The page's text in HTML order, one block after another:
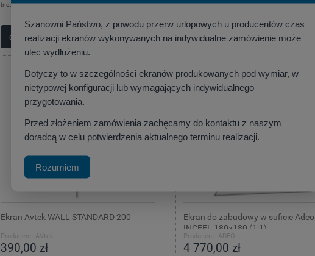
(netto:1 239,84 zł)
do koszyka
(netto:548,78 zł)
do koszyka
Ekran Avtek WALL STANDARD 200
Producent: AVtek
390,00 zł
Ekran do zabudowy w suficie Adeo
INCEEL 180x180 (1:1)
Producent: ADEO
4 770,00 zł
Szanowni Państwo, z powodu przerw urlopowych u producentów czas
realizacji ekranów wykonywanych na indywidualne zamówienie może
ulec wydłużeniu.
Dotyczy to w szczególności ekranów produkowanych pod wymiar, w
nietypowej konfiguracji lub wymagających indywidualnego
przygotowania.
Przed złożeniem zamówienia zachęcamy do kontaktu z naszym
doradcą w celu potwierdzenia aktualnego terminu realizacji.
Rozumiem